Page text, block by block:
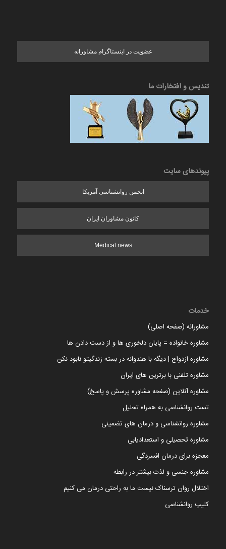
عضویت در اینستاگرام مشاورانه
تندیس و افتخارات ما
پیوندهای سایت
انجمن روانشناسی آمریکا
کانون مشاوران ایران
Medical news
خدمات
مشاورانه (صفحه اصلی)
مشاوره خانواده = پایان دلخوری ها و از دست دادن ها
مشاوره ازدواج | دیگه با هندوانه در بسته زندگیتو نابود نکن
مشاوره تلفنی با برترین های ایران
مشاوره آنلاین (صفحه مشاوره پرسش و پاسخ)
تست روانشناسی به همراه تحلیل
مشاوره روانشناسی و درمان های تضمینی
مشاوره تحصیلی و استعدادیابی
معجزه برای درمان افسردگی
مشاوره جنسی و لذت بیشتر در رابطه
اختلال روان ترسناک نیست ما به راحتی درمان می کنیم
کلیپ روانشناسی